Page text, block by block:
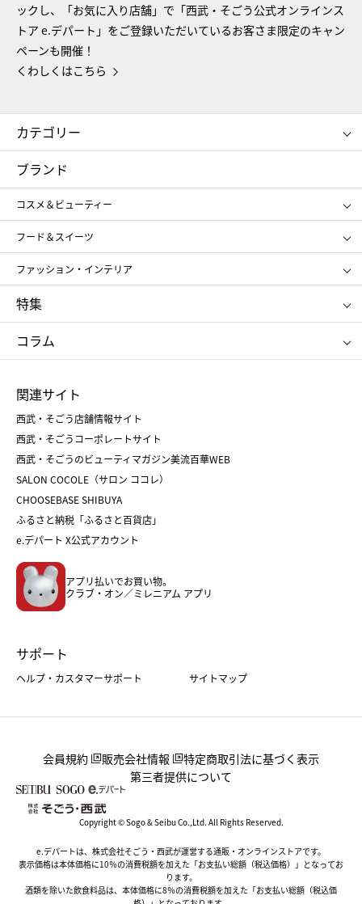
ックし、「お気に入り店舗」で「西武・そごう公式オンラインス
トア e.デパート」をご登録いただいているお客さま限定のキャン
ペーンも開催！
くわしくはこちら
カテゴリー
コスメ＆ビューティー
ギフト
レディース
メンズ
スポーツ・アウトドア
お中元
お歳暮
ブランド
コスメ＆ビューティー
SHISEIDO
ポール&ジョー ボーテ
ジルスチュアート
NARS
RMK
クリニーク
SK-Ⅱ
フード＆スイーツ
アンリ・シャルパンティエ
ゴディバ
新宿高野
たねや
ねんりん家
ファッション・インテリア
ポロ ラルフ ローレン
タケオ キクチ
ママ＆キッズ
シュタイフ
特集
お中元
ひな人形
五月人形
父の日
クリスマスケーキ
ホワイトデー
コラム
菓子折り
和菓子
人気のギフト
バレンタイン
ホワイトデー
おせち
フード
ホーム・キッチン＆アート
関連サイト
西武・そごう店舗情報サイト
西武・そごうコーポレートサイト
西武・そごうのビューティマガジン美流百華WEB
SALON COCOLE（サロン ココレ）
CHOOSEBASE SHIBUYA
ふるさと納税「ふるさと百貨店」
e.デパート X公式アカウント
アプリ払いでお買い物。
クラブ・オン／ミレニアム アプリ
サポート
ヘルプ・カスタマーサポート サイトマップ
会員規約 販売会社情報
特定商取引法に基づく表示
第三者提供について
Copyright © Sogo & Seibu Co.,Ltd. All Rights Reserved.
e.デパートは、株式会社そごう・西武が運営する通販・オンラインストアです。
表示価格は本体価格に10％の消費税額を加えた「お支払い総額（税込価格）」となってお
ります。
酒類を除いた飲食料品は、本体価格に8％の消費税額を加えた「お支払い総額（税込価